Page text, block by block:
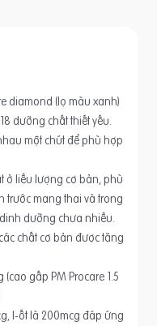
diamond (lọ màu xanh)
dưỡng chất thiết yếu.
một chút để phù hợp
ở liều lượng cơ bản, phù
mang thai và trong
dưỡng chưa nhiều.
chất cơ bản được tăng
gấp PM Procare 1.5
ốt là 200mcg đáp ứng